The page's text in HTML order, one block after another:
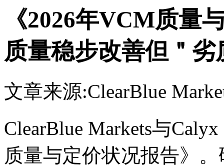
《2026年VCM质量
质量稳步改善但＂
文章来源:ClearBlue
ClearBlue Markets与
质量与定价状况报告》